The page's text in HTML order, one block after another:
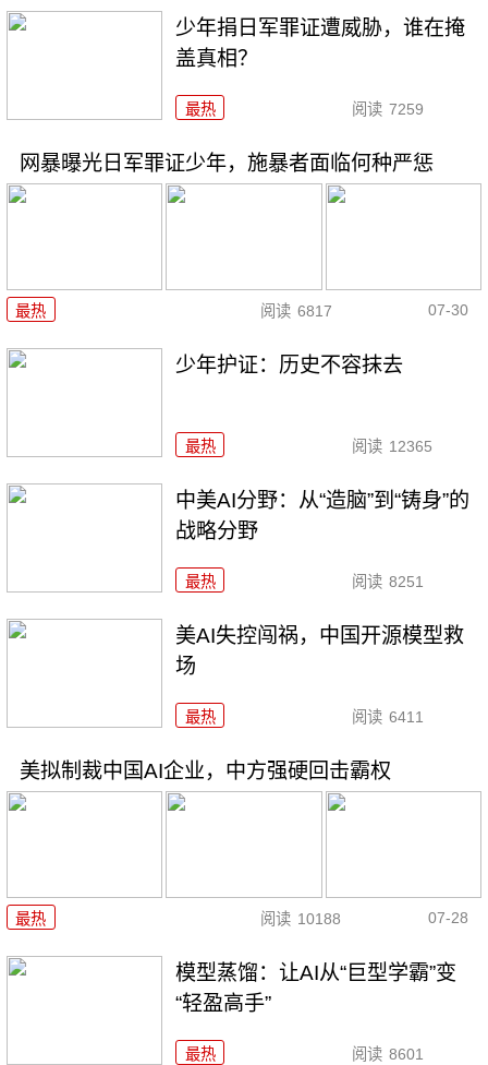
少年捐日军罪证遭威胁，谁在掩
盖真相？
最热 阅读 7259
网暴曝光日军罪证少年，施暴者面临何种严惩
最热 阅读 6817 07-30
少年护证：历史不容抹去
最热 阅读 12365
中美AI分野：从“造脑”到“铸身”的
战略分野
最热 阅读 8251
美AI失控闯祸，中国开源模型救
场
最热 阅读 6411
美拟制裁中国AI企业，中方强硬回击霸权
最热 阅读 10188 07-28
模型蒸馏：让AI从“巨型学霸”变
“轻盈高手”
最热 阅读 8601